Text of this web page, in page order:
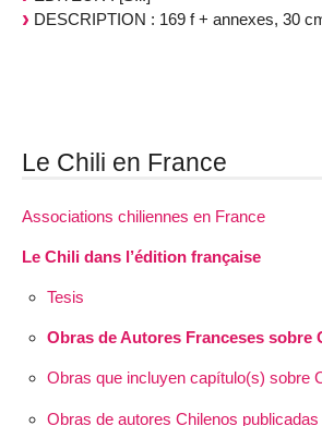
DESCRIPTION : 169 f + annexes, 30
Le Chili en France
Associations chiliennes en France
Le Chili dans l’édition française
Tesis
Obras de Autores Franceses sobre
Obras que incluyen capítulo(s) sobre
Obras de autores Chilenos